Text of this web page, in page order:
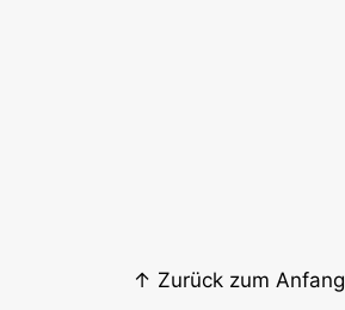
↑ Zurück zum Anfang